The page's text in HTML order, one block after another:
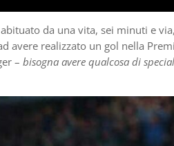
da una vita, sei minuti e
avere realizzato un gol nella
– bisogna avere qualcosa di